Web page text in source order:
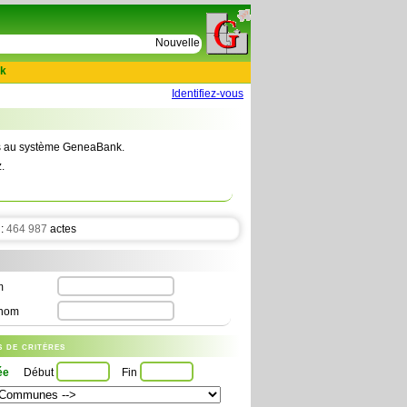
Nouvelles tables : 664 actes de D Le Cercueil
Identifiez-vous
au système GeneaBank.
464 987 actes
de critères
Début Fin